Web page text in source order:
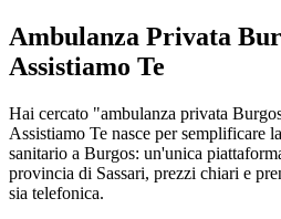
Ambulanza Privata
Assistiamo Te
Hai cercato "ambulanza privata
Assistiamo Te nasce per semplificare
sanitario a Burgos: un'unica
provincia di Sassari, prezzi chiari e
sia telefonica.